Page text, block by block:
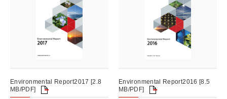
Environmental Report2017 [2.8
MB/PDF]
Environmental Report2016 [8.5
MB/PDF]